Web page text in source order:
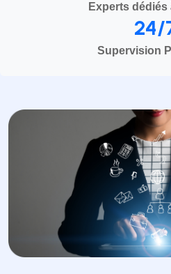
Experts dédiés
24/
Supervision